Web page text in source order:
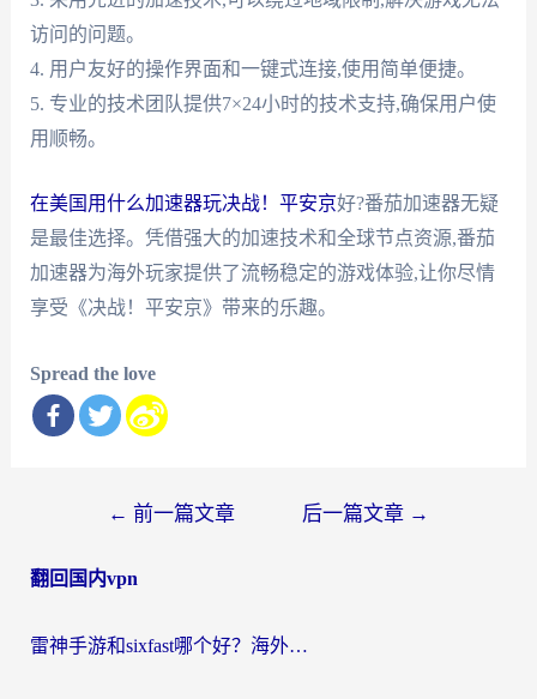
访问的问题。
4. 用户友好的操作界面和一键式连接,使用简单便捷。
5. 专业的技术团队提供7×24小时的技术支持,确保用户使
用顺畅。
在美国用什么加速器玩决战！平安京好?番茄加速器无疑
是最佳选择。凭借强大的加速技术和全球节点资源,番茄
加速器为海外玩家提供了流畅稳定的游戏体验,让你尽情
享受《决战！平安京》带来的乐趣。
Spread the love
导
← 前一篇文章 后一篇文章 →
翻回国内vpn
雷神手游和sixfast哪个好？海外党亲测3款回国加速器，教你选对不踩坑